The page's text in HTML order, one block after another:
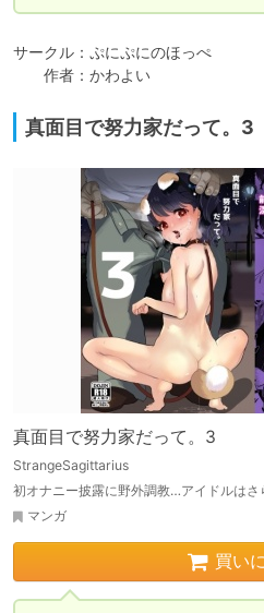
サークル：ぷにぷにのほっぺ
作者：かわよい
真面目で努力家だって。3
真面目で努力家だって。3
StrangeSagittarius
初オナニー披露に野外調教…アイドルは
マンガ
買い